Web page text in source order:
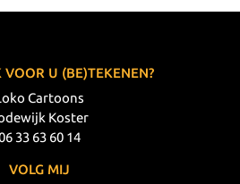
VOOR U (BE)TEKENEN?
Cartoons
Koster
33 63 60 14
VOLG MIJ